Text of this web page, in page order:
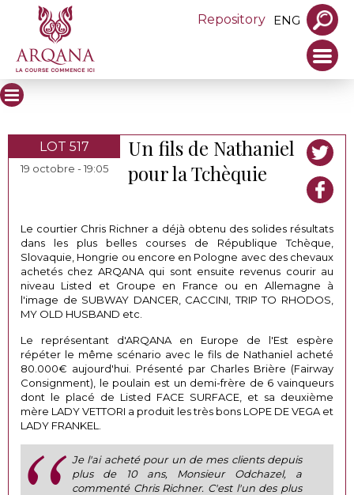
Repository ENG
LOT 517
19 octobre - 19:05
Un fils de Nathaniel
pour la Tchèquie
Le courtier Chris Richner a déjà obtenu des solides résultats
dans les plus belles courses de République Tchèque,
Slovaquie, Hongrie ou encore en Pologne avec des chevaux
achetés chez ARQANA qui sont ensuite revenus courir au
niveau Listed et Groupe en France ou en Allemagne à
l'image de SUBWAY DANCER, CACCINI, TRIP TO RHODOS,
MY OLD HUSBAND etc.
Le représentant d'ARQANA en Europe de l'Est espère
répéter le même scénario avec le fils de Nathaniel acheté
80.000€ aujourd'hui. Présenté par Charles Brière (Fairway
Consignment), le poulain est un demi-frère de 6 vainqueurs
dont le placé de Listed FACE SURFACE, et sa deuxième
mère LADY VETTORI a produit les très bons LOPE DE VEGA et
LADY FRANKEL.
Je l'ai acheté pour un de mes clients depuis
plus de 10 ans, Monsieur Odchazel, a
commenté Chris Richner. C'est l'un des plus